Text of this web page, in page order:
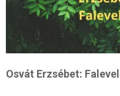
Osvát Erzsébet: